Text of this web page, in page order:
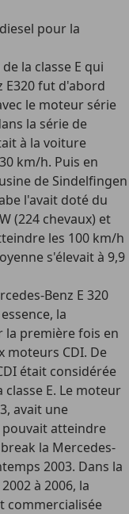
pour la
la classe E qui
E320 fut d'abord
le moteur série
la série de
à la voiture
km/h. Puis en
de Sindelfingen
l'avait doté du
(224 chevaux) et
les 100 km/h
s'élevait à 9,9
Benz E 320
la
la première fois en
moteurs CDI. De
était considérée
E. Le moteur
avait une
pouvait atteindre
la Mercedes-
2003. Dans la
à 2006, la
commercialisée